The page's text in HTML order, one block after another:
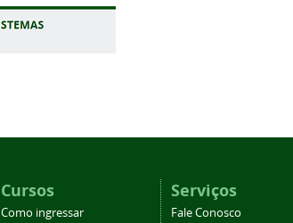
Cursos
Como ingressar
Serviços
Fale Conosco